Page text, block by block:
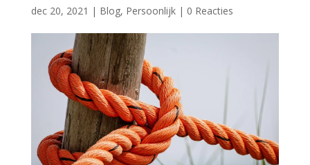
dec 20, 2021 | Blog, Persoonlijk| 0 Reacties